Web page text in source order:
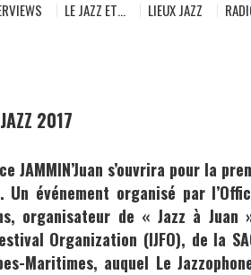
LE JAZZ ET… LIEUX JAZZ
2017
JAMMIN’Juan s’ouvrira pour la
événement organisé par
organisateur de « Jazz à Juan
Organization (IJFO), de la
Maritimes, auquel Le